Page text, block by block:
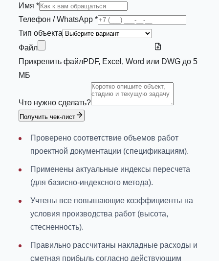
Имя *
Телефон / WhatsApp *
Тип объекта
Файл
Прикрепить файлPDF, Excel, Word или DWG до 5
МБ
Что нужно сделать?
Получить чек-лист
Проверено соответствие объемов работ
проектной документации (спецификациям).
Применены актуальные индексы пересчета
(для базисно-индексного метода).
Учтены все повышающие коэффициенты на
условия производства работ (высота,
стесненность).
Правильно рассчитаны накладные расходы и
сметная прибыль согласно действующим